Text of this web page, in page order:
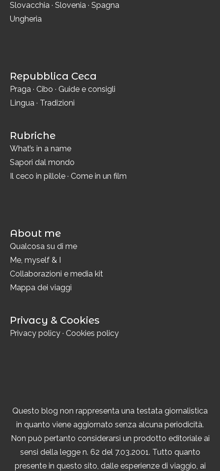
Slovacchia · Slovenia · Spagna
Ungheria
Repubblica Ceca
Praga · Cibo · Guide e consigli
Lingua · Tradizioni
Rubriche
What’s in a name
Sapori dal mondo
Il ceco in pillole · Come in un film
About me
Qualcosa su di me
Me, myself & I
Collaborazioni e media kit
Mappa dei viaggi
Privacy & Cookies
Privacy policy · Cookies policy
Questo blog non rappresenta una testata giornalistica
in quanto viene aggiornato senza alcuna periodicità.
Non può pertanto considerarsi un prodotto editoriale ai
sensi della legge n. 62 del 7.03.2001. Tutto quanto
presente in questo sito, dalle esperienze di viaggio, ai